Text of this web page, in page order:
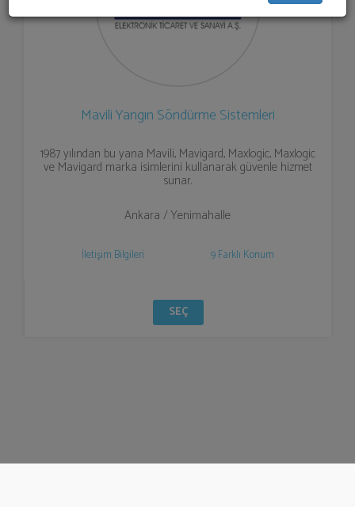
Mavili Yangın Söndürme Sistemleri
1987 yılından bu yana Mavili, Mavigard, Maxlogic, Maxlogic
ve Mavigard marka isimlerini kullanarak güvenle hizmet
sunar.
Ankara / Yenimahalle
İletişim Bilgileri 9 Farklı Konum
SEÇ